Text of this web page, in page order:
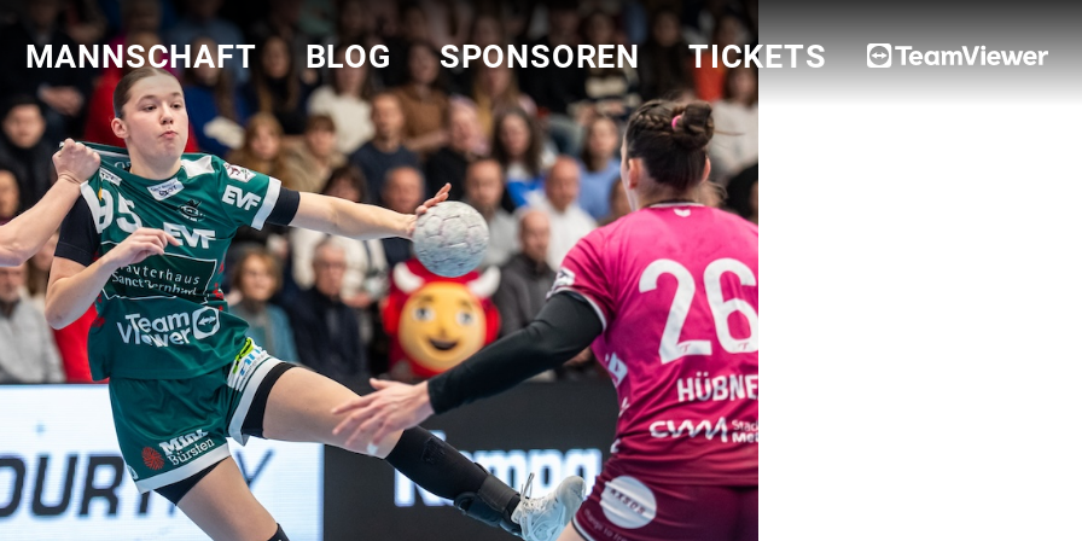
MANNSCHAFT BLOG SPONSOREN TICKETS